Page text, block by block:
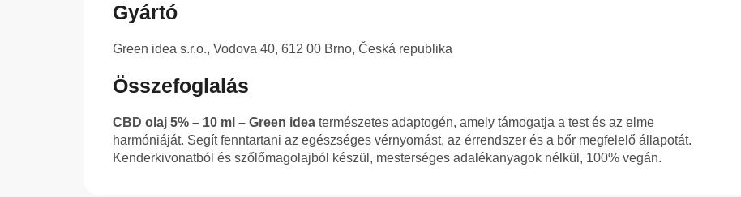
Gyártó
Green idea s.r.o., Vodova 40, 612 00 Brno, Česká republika
Összefoglalás
CBD olaj 5% – 10 ml – Green idea természetes adaptogén, amely támogatja a test és az elme
harmóniáját. Segít fenntartani az egészséges vérnyomást, az érrendszer és a bőr megfelelő állapotát.
Kenderkivonatból és szőlőmagolajból készül, mesterséges adalékanyagok nélkül, 100% vegán.